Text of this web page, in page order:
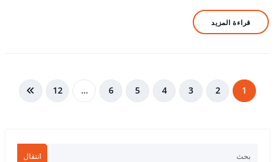
قراءة المزيد
تعدد 1
2
3
4
5
6
…
12
انتقال